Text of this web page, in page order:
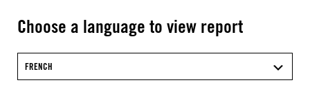
Choose a language to view report
FRENCH